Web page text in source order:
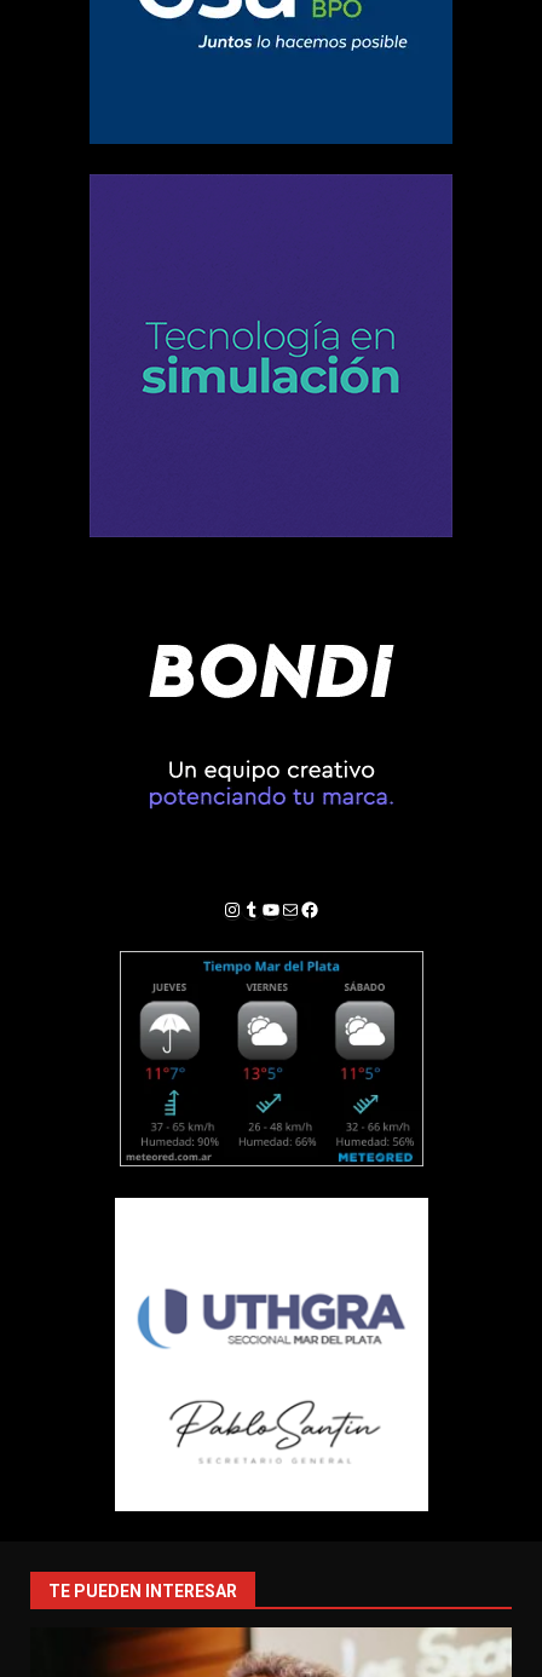
Instagram
Tumblr
YouTube
Correo electrónico
Facebook
TE PUEDEN INTERESAR